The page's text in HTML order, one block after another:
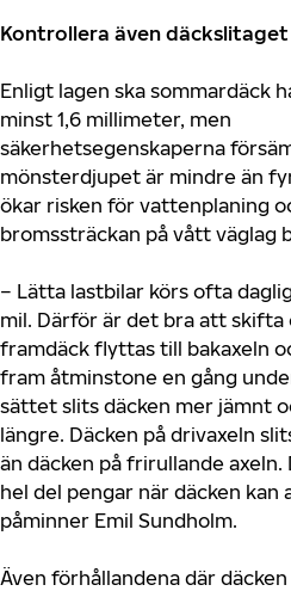
Kontrollera även
Enligt lagen ska sommardäck
minst 1,6 millimeter, men
säkerhetsegenskaperna
mönsterdjupet är mindre än
ökar risken för vattenplaning
bromssträckan på vått väglag
– Lätta lastbilar körs ofta
mil. Därför är det bra att skifta
framdäck flyttas till bakaxeln
fram åtminstone en gång
sättet slits däcken mer jämnt
längre. Däcken på drivaxeln
än däcken på frirullande axeln.
hel del pengar när däcken kan
påminner Emil Sundholm.
Även förhållandena där